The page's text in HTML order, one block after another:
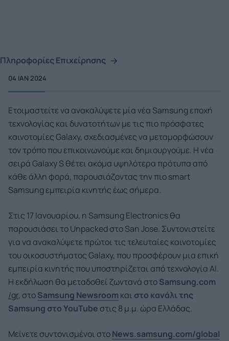
Πληροφορίες Επιχείρησης
04 ΙΑΝ 2024
Ετοιμαστείτε να ανακαλύψετε μία νέα Samsung εποχή
τεχνολογίας και δυνατοτήτων με τις πιο πρόσφατες
καινοτομίες Galaxy, σχεδιασμένες να μεταμορφώσουν
τον τρόπο που επικοινωνούμε και δημιουργούμε. Η νέα
σειρά Galaxy S θέτει ακόμα υψηλότερα πρότυπα από
κάθε άλλη φορά, παρουσιάζοντας την πιο smart
Samsung εμπειρία κινητής έως σήμερα.
​Στις 17 Ιανουαρίου, η Samsung Electronics θα
παρουσιάσει το Unpacked στο San Jose. Συντονιστείτε
για να ανακαλύψετε πρώτοι τις τελευταίες καινοτομίες
του οικοσυστήματος Galaxy, που προσφέρουν μια επική
εμπειρία κινητής που υποστηρίζεται από τεχνολογία AI.
Η εκδήλωση θα μεταδοθεί ζωντανά στοSamsung.com
/gr, στοSamsung Newsroom και στο κανάλι της
Samsung στο YouTube στις 8 μ.μ. ώρα Ελλάδας.
Μείνετε συντονισμένοι στοNews.samsung.com/global